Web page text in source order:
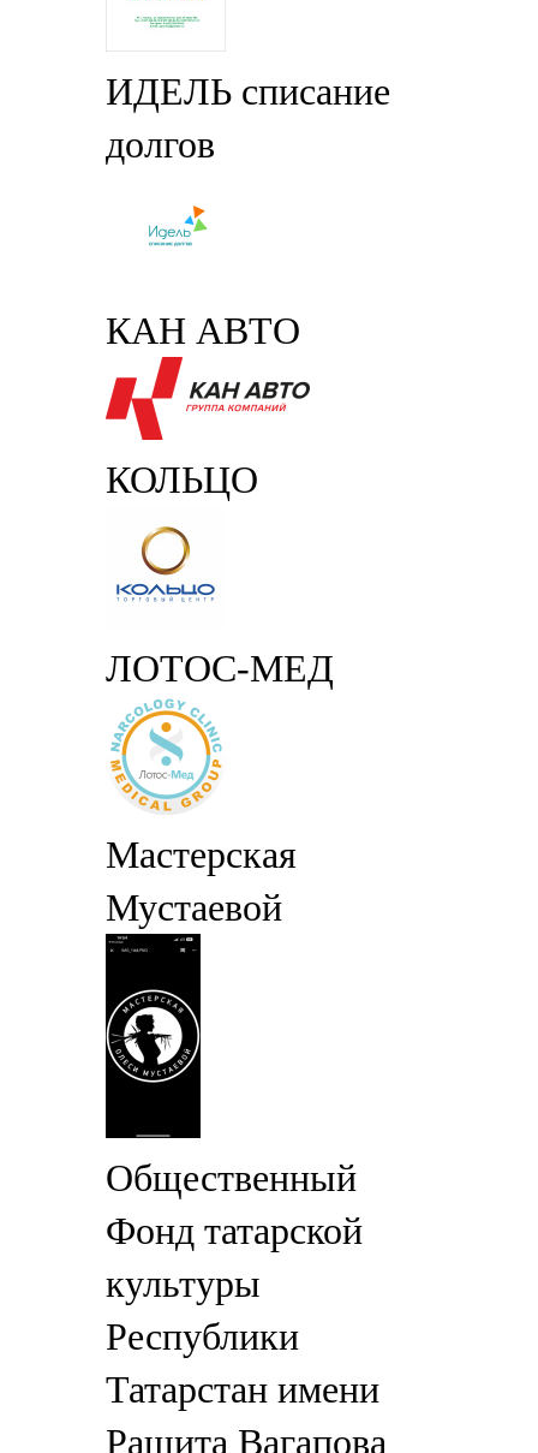
ИДЕЛЬ списание
долгов
КАН АВТО
КОЛЬЦО
ЛОТОС-МЕД
Мастерская
Мустаевой
Общественный
Фонд татарской
культуры
Республики
Татарстан имени
Рашита Вагапова